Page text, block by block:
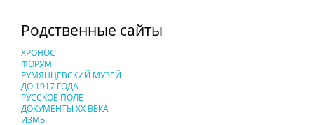
Родственные сайты
ХРОНОС
ФОРУМ
РУМЯНЦЕВСКИЙ МУЗЕЙ
ДО 1917 ГОДА
РУССКОЕ ПОЛЕ
ДОКУМЕНТЫ XX ВЕКА
ИЗМЫ